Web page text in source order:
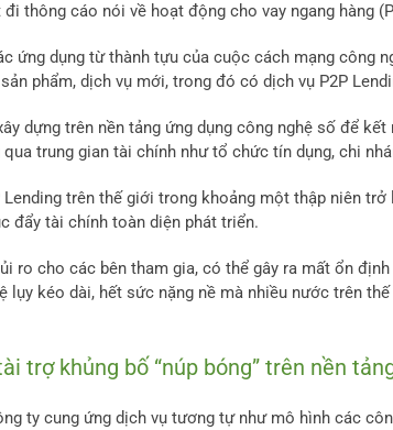
thông cáo nói về hoạt động cho vay ngang hàng
ứng dụng từ thành tựu của cuộc cách mạng công
phẩm, dịch vụ mới, trong đó có dịch vụ P2P
dựng trên nền tảng ứng dụng công nghệ số để
trung gian tài chính như tổ chức tín dụng, chi
trên thế giới trong khoảng một thập niên
đẩy tài chính toàn diện phát triển.
ro cho các bên tham gia, có thể gây ra mất ổn
lụy kéo dài, hết sức nặng nề mà nhiều nước trên
trợ khủng bố “núp bóng” trên nền
ty cung ứng dịch vụ tương tự như mô hình các